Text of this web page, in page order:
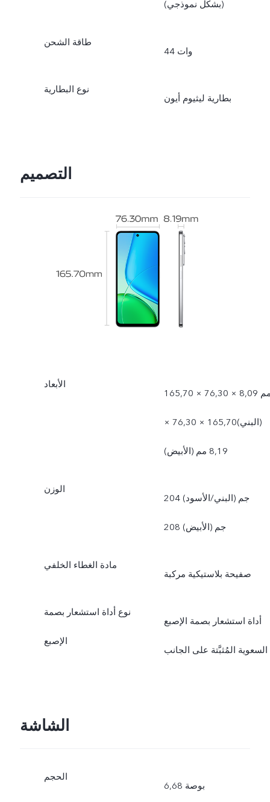
(بشكل نموذجي)
طاقة الشحن
44 وات
نوع البطارية
بطارية ليثيوم أيون
التصميم
الأبعاد
165,70 × 76,30 × 8,09 مم
(البني)165,70 × 76,30 ×
8,19 مم (الأبيض)
الوزن
204 جم (البني/الأسود)
208 جم (الأبيض)
مادة الغطاء الخلفي
صفيحة بلاستيكية مركبة
نوع أداة استشعار بصمة
الإصبع
أداة استشعار بصمة الإصبع
السعوية المُثبَّتة على الجانب
الشاشة
الحجم
6,68 بوصة